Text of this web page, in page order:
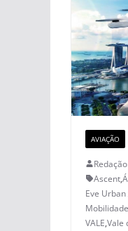
AVIAÇÃO
Redação
Ascent,
Eve
VALE,Vale